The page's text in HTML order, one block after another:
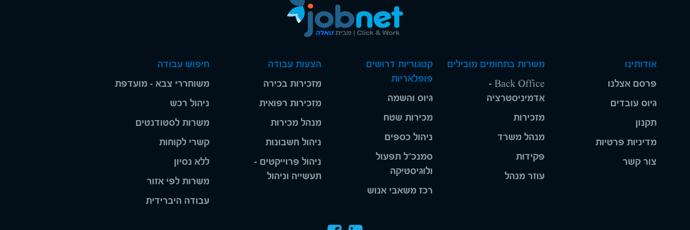
אודותינו
פרסם אצלנו
גיוס עובדים
תקנון
מדיניות פרטיות
צור קשר
משרות בתחומים מובילים
Back Office -
אדמיניסטרציה
מזכירות
מנהל משרד
פקידות
עוזר מנהל
קטגוריות דרושים
פופלאריות
גיוס והשמה
מכירות שטח
ניהול כספים
סמנכ"ל תפעול
ולוגיסטיקה
רכז משאבי אנוש
הצעות עבודה
מזכירות בכירה
מזכירות רפואית
מנהל מכירות
ניהול חשבונות
ניהול פרוייקטים -
תעשייה וניהול
חיפוש עבודה
משוחררי צבא - מועדפת
ניהול רכש
משרות לסטודנטים
קשרי לקוחות
ללא נסיון
משרות לפי אזור
עבודה היברידית